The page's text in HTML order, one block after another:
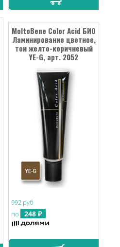
MoltoBene Color Acid БИО
Ламинирование цветное,
тон желто-коричневый
YE-G, арт. 2052
992 руб
по
248 ₽